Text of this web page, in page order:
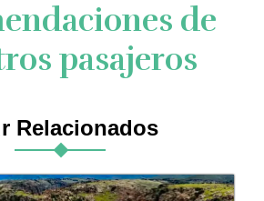
de
pasajeros
Relacionados